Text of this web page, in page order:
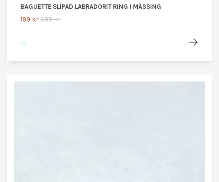
BAGUETTE SLIPAD LABRADORIT RING I MÄSSING
199 kr399 kr